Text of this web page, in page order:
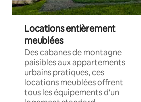
Locations entièrement
meublées
Des cabanes de montagne
paisibles aux appartements
urbains pratiques, ces
locations meublées offrent
tous les équipements d'un